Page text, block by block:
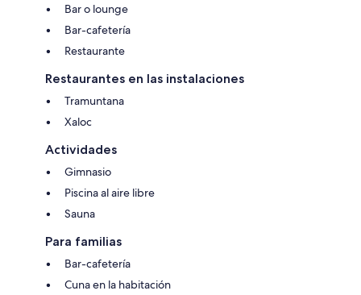
Bar o lounge
Bar-cafetería
Restaurante
Restaurantes en las instalaciones
Tramuntana
Xaloc
Actividades
Gimnasio
Piscina al aire libre
Sauna
Para familias
Bar-cafetería
Cuna en la habitación